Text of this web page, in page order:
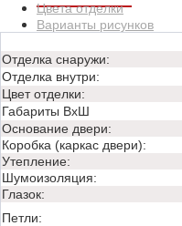
Цвета отделки
Варианты рисунков
Отделка снаружи:
Отделка внутри:
Цвет отделки:
Габариты ВхШ
Основание двери:
Коробка (каркас двери):
Утепление:
Шумоизоляция:
Глазок:
Петли: